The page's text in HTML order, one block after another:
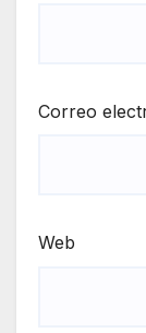
Correo
Web